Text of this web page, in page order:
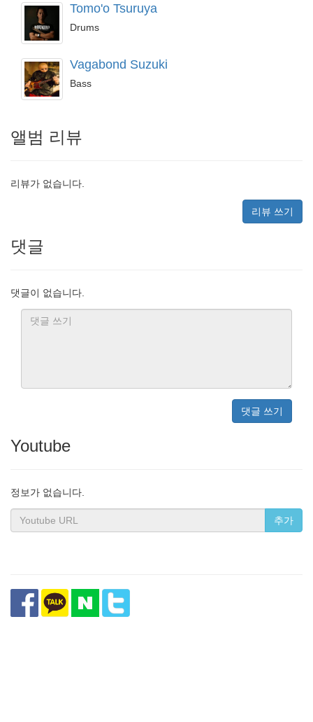
Tomo'o Tsuruya
Drums
Vagabond Suzuki
Bass
앨범 리뷰
리뷰가 없습니다.
리뷰 쓰기
댓글
댓글이 없습니다.
댓글 쓰기
Youtube
정보가 없습니다.
추가